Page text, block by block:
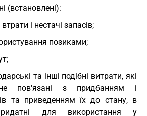
(встановлені):
і нестачі запасів;
позиками;
та інші подібні витрати, які
не пов'язані з придбанням і
та приведенням їх до стану, в
для використання у